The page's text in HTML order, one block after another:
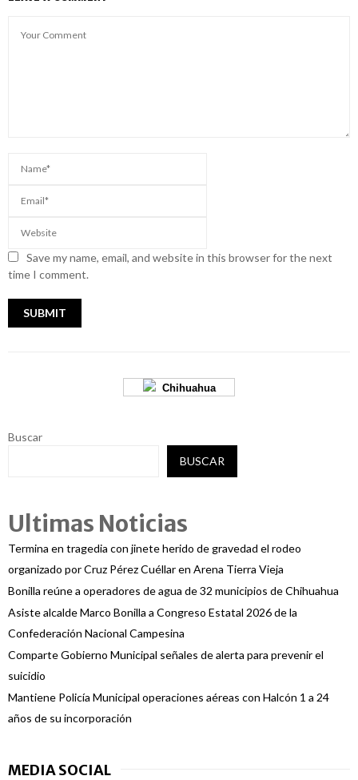
Save my name, email, and website in this browser for the next
time I comment.
Chihuahua
Buscar
BUSCAR
Ultimas Noticias
Termina en tragedia con jinete herido de gravedad el rodeo
organizado por Cruz Pérez Cuéllar en Arena Tierra Vieja
Bonilla reúne a operadores de agua de 32 municipios de Chihuahua
Asiste alcalde Marco Bonilla a Congreso Estatal 2026 de la
Confederación Nacional Campesina
Comparte Gobierno Municipal señales de alerta para prevenir el
suicidio
Mantiene Policía Municipal operaciones aéreas con Halcón 1 a 24
años de su incorporación
MEDIA SOCIAL